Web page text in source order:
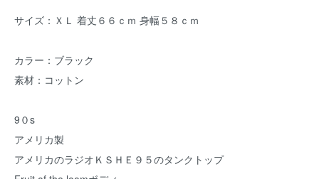
サイズ：ＸＬ 着丈６６ｃｍ 身幅５８ｃｍ
カラー：ブラック
素材：コットン
9０s
アメリカ製
アメリカのラジオＫＳＨＥ９５のタンクトップ